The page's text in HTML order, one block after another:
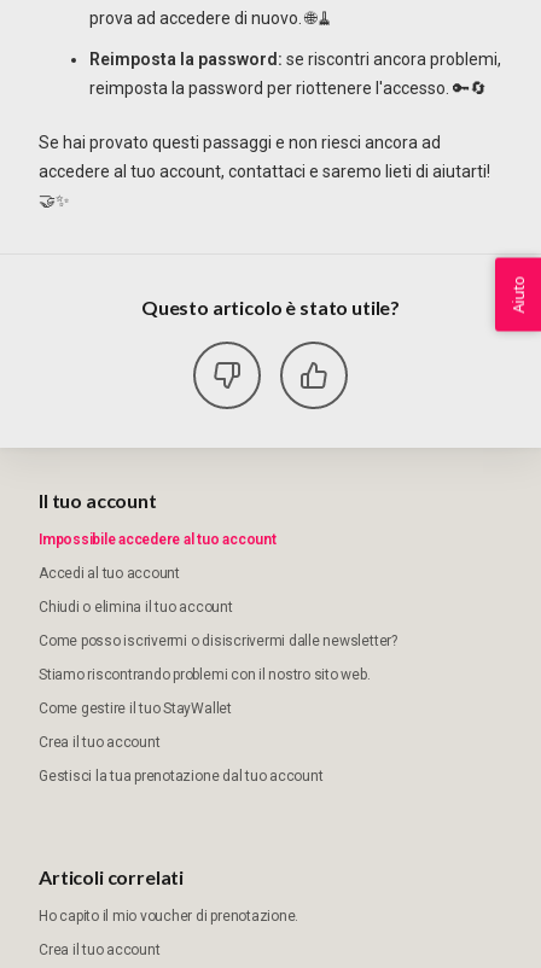
prova ad accedere di nuovo. 🌐🧹
Reimposta la password: se riscontri ancora problemi,
reimposta la password per riottenere l'accesso. 🔑🔄
Se hai provato questi passaggi e non riesci ancora ad
accedere al tuo account, contattaci e saremo lieti di aiutarti!
🤝✨
Questo articolo è stato utile?
Il tuo account
Impossibile accedere al tuo account
Accedi al tuo account
Chiudi o elimina il tuo account
Come posso iscrivermi o disiscrivermi dalle newsletter?
Stiamo riscontrando problemi con il nostro sito web.
Come gestire il tuo StayWallet
Crea il tuo account
Gestisci la tua prenotazione dal tuo account
Articoli correlati
Ho capito il mio voucher di prenotazione.
Crea il tuo account
Aiuto